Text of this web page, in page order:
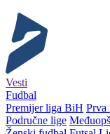
Vesti
Fudbal
Premijer liga BiH Prva
Područne lige